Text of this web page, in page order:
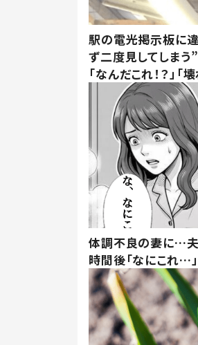
駅の電光掲示板に
ず二度見してしま
「なんだこれ！？」「
体調不良の妻に…夫
時間後「なにこれ…